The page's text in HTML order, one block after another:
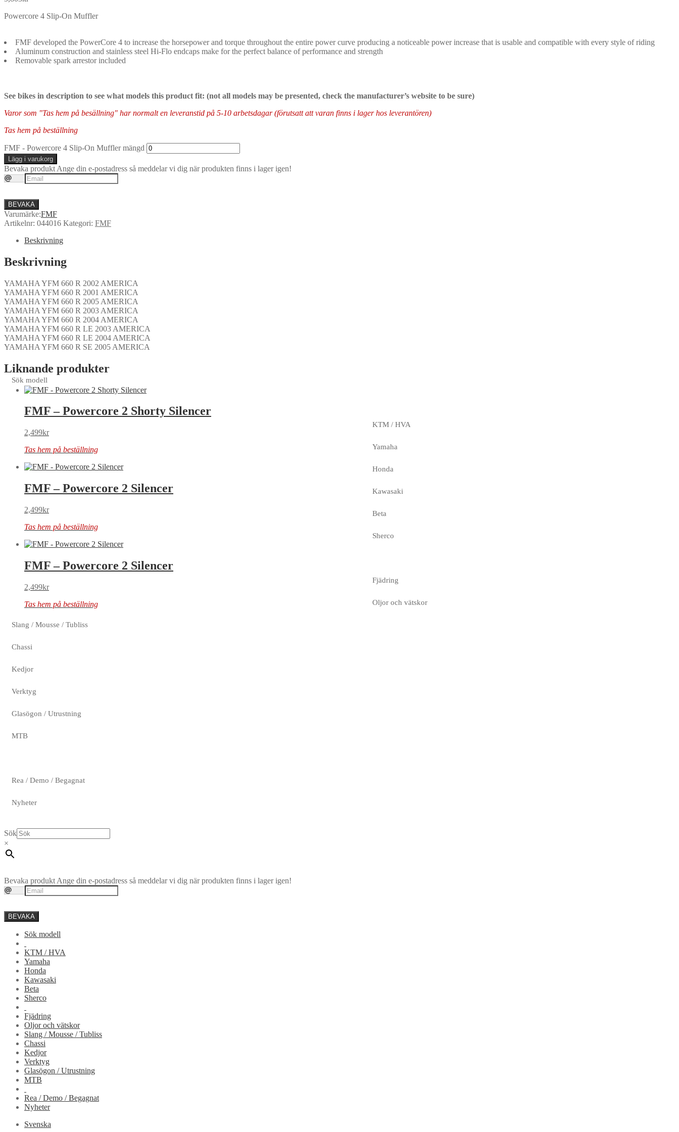
Powercore 4 Slip-On Muffler
FMF developed the PowerCore 4 to increase the horsepower and torque throughout the entire power curve producing a noticeable power increase that is usable and compatible with every style of riding
Aluminum construction and stainless steel Hi-Flo endcaps make for the perfect balance of performance and strength
Removable spark arrestor included
See bikes in description to see what models this product fit: (not all models may be presented, check the manufacturer’s website to be sure)
Varor som "Tas hem på besällning" har normalt en leveranstid på 5-10 arbetsdagar (förutsatt att varan finns i lager hos leverantören)
Tas hem på beställning
FMF - Powercore 4 Slip-On Muffler mängd
Lägg i varukorg
Bevaka produkt Ange din e-postadress så meddelar vi dig när produkten finns i lager igen!
BEVAKA
Varumärke:FMF
Artikelnr: 044016 Kategori: FMF
Beskrivning
Beskrivning
YAMAHA YFM 660 R 2002 AMERICA
YAMAHA YFM 660 R 2001 AMERICA
YAMAHA YFM 660 R 2005 AMERICA
YAMAHA YFM 660 R 2003 AMERICA
YAMAHA YFM 660 R 2004 AMERICA
YAMAHA YFM 660 R LE 2003 AMERICA
YAMAHA YFM 660 R LE 2004 AMERICA
YAMAHA YFM 660 R SE 2005 AMERICA
Liknande produkter
FMF – Powercore 2 Shorty Silencer
2,499kr
Tas hem på beställning
FMF – Powercore 2 Silencer
2,499kr
Tas hem på beställning
FMF – Powercore 2 Silencer
2,499kr
Tas hem på beställning
Sök modell
KTM / HVA
Yamaha
Honda
Kawasaki
Beta
Sherco
Fjädring
Oljor och vätskor
Slang / Mousse / Tubliss
Chassi
Kedjor
Verktyg
Glasögon / Utrustning
MTB
Rea / Demo / Begagnat
Nyheter
Sök
×
Bevaka produkt Ange din e-postadress så meddelar vi dig när produkten finns i lager igen!
BEVAKA
Sök modell
KTM / HVA
Yamaha
Honda
Kawasaki
Beta
Sherco
Fjädring
Oljor och vätskor
Slang / Mousse / Tubliss
Chassi
Kedjor
Verktyg
Glasögon / Utrustning
MTB
Rea / Demo / Begagnat
Nyheter
Svenska